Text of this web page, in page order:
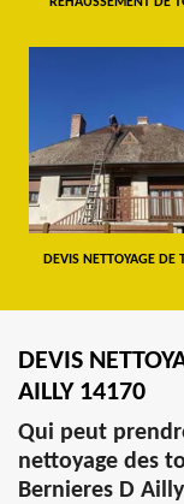
DEVIS NETTOYAGE DE
DEVIS
AILLY 14170
Qui peut
nettoyage des
Bernieres D